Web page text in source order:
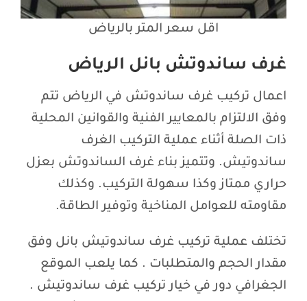
اقل سعر المتر بالرياض
غرف ساندوتش بانل الرياض
اعمال تركيب غرف ساندوتش في الرياض تتم
وفق الالتزام بالمعايير الفنية والقوانين المحلية
ذات الصلة أثناء عملية التركيب الغرف
ساندوتيش. وتتميز بناء غرف الساندوتش بعزل
حراري ممتاز وكذا سهولة التركيب. وكذلك
مقاومته للعوامل المناخية وتوفير الطاقة.
تختلف عملية تركيب غرف ساندوتيش بانل وفق
مقدار الحجم والمتطلبات . كما يلعب الموقع
الجغرافي دور في خيار تركيب غرف ساندوتيش .